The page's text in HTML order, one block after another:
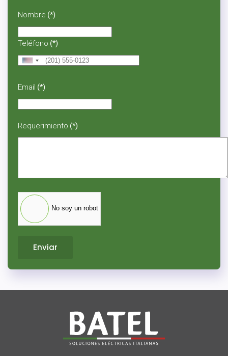
Nombre (*)
Teléfono (*)
United
+1
Email (*)
Requerimiento (*)
No soy un robot
Enviar